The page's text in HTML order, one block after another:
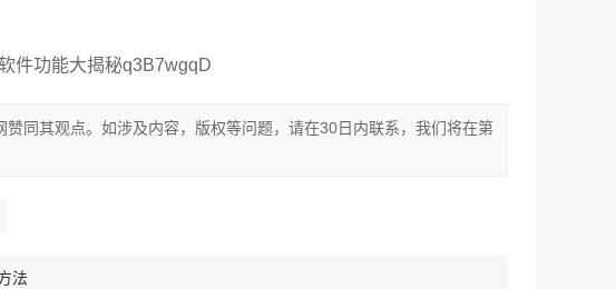
件功能大揭秘q3B7wgqD
同其观点。如涉及内容，版权等问题，请在30日内联系，我们将在第
法